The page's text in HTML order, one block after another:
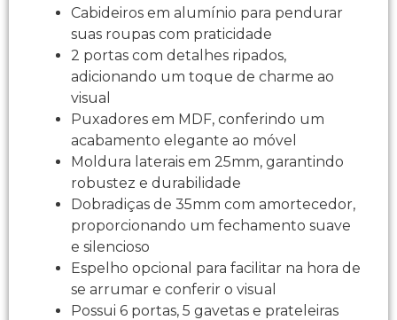
Cabideiros em alumínio para pendurar
suas roupas com praticidade
2 portas com detalhes ripados,
adicionando um toque de charme ao
visual
Puxadores em MDF, conferindo um
acabamento elegante ao móvel
Moldura laterais em 25mm, garantindo
robustez e durabilidade
Dobradiças de 35mm com amortecedor,
proporcionando um fechamento suave
e silencioso
Espelho opcional para facilitar na hora de
se arrumar e conferir o visual
Possui 6 portas, 5 gavetas e prateleiras